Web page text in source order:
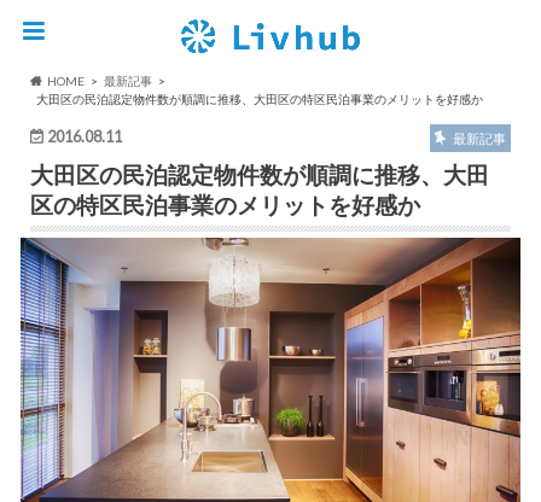
HOME
最新記事
大田区の民泊認定物件数が順調に推移、大田区の特区民泊事業のメリットを好感か
2016.08.11 最新記事
大田区の民泊認定物件数が順調に推移、大田
区の特区民泊事業のメリットを好感か